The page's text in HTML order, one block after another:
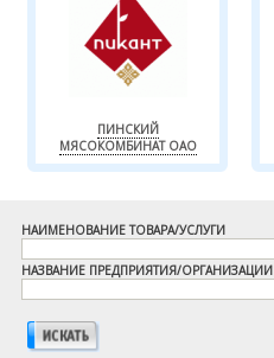
ПИНСКИЙ
МЯСОКОМБИНАТ ОАО
НАИМЕНОВАНИЕ ТОВАРА/УСЛУГИ
НАЗВАНИЕ ПРЕДПРИЯТИЯ/ОРГАНИЗАЦИИ